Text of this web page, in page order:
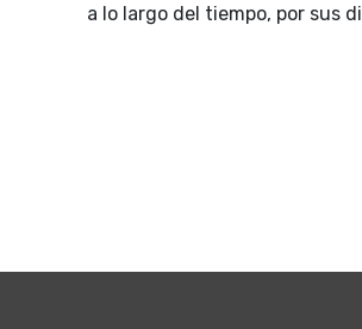
a lo largo del tiempo, por sus